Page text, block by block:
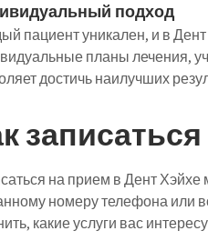
подход
пациент уникален, и в
планы лечения,
достичь наилучших
на прием в Дент
номеру телефона или
какие услуги вас